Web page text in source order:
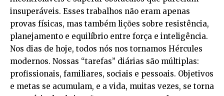
insuperáveis. Esses trabalhos não eram apenas
provas físicas, mas também lições sobre resistência,
planejamento e equilíbrio entre força e inteligência.
Nos dias de hoje, todos nós nos tornamos Hércules
modernos. Nossas “tarefas” diárias são múltiplas:
profissionais, familiares, sociais e pessoais. Objetivos
e metas se acumulam, e a vida, muitas vezes, se torna